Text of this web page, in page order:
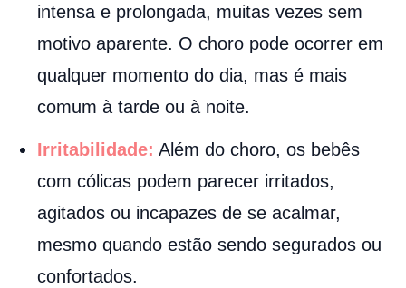
intensa e prolongada, muitas vezes sem
motivo aparente. O choro pode ocorrer em
qualquer momento do dia, mas é mais
comum à tarde ou à noite.
Irritabilidade: Além do choro, os bebês
com cólicas podem parecer irritados,
agitados ou incapazes de se acalmar,
mesmo quando estão sendo segurados ou
confortados.